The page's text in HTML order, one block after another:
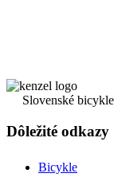
Slovenské
Dôležité odkazy
Bicykle